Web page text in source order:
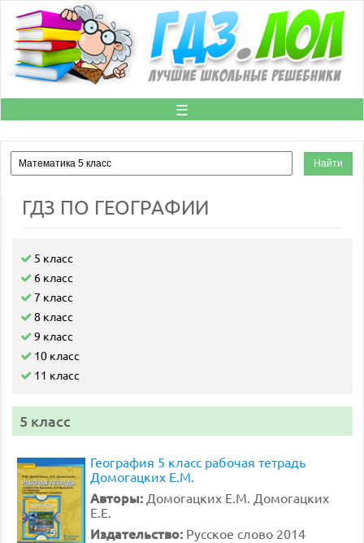
☰
ГДЗ ПО ГЕОГРАФИИ
5 класс
6 класс
7 класс
8 класс
9 класс
10 класс
11 класс
5 класс
География 5 класс рабочая тетрадь
Домогацких Е.М.
Авторы: Домогацких Е.М. Домогацких
Е.Е.
Издательство: Русское слово 2014